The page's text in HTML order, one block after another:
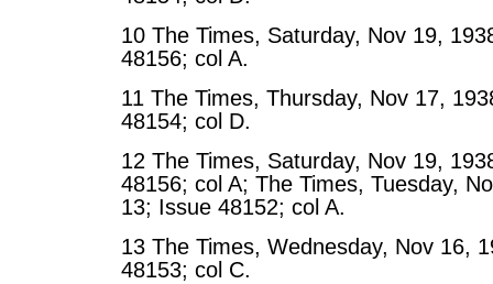
10 The Times, Saturday, Nov 19,
48156; col A.
11 The Times, Thursday, Nov 17,
48154; col D.
12 The Times, Saturday, Nov 19,
48156; col A; The Times, Tuesday,
13; Issue 48152; col A.
13 The Times, Wednesday, Nov 16,
48153; col C.